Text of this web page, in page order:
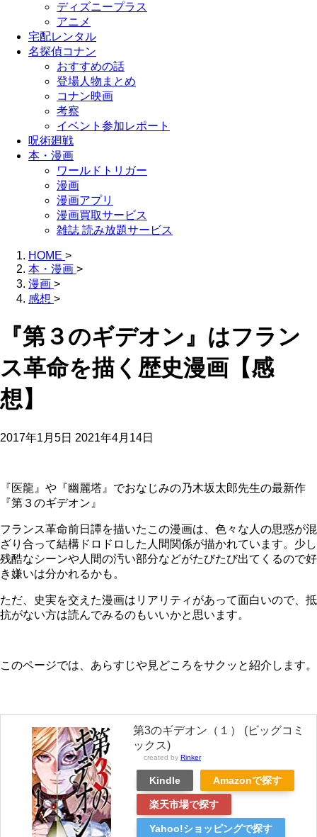
ディズニープラス
アニメ
宅配レンタル
名探偵コナン
おすすめの話
登場人物まとめ
コナン映画
考察
イベント参加レポート
呪術廻戦
本・漫画
ワールドトリガー
漫画
漫画アプリ
漫画買取サービス
雑誌 読み放題サービス
HOME >
本・漫画 >
漫画 >
感想 >
『第３のギデオン』はフラン
ス革命を描く歴史漫画【感
想】
2017年1月5日 2021年4月14日
『医龍』や『幽麗塔』でおなじみの乃木坂太郎先生の最新作
『第３のギデオン』
フランス革命前日譚を描いたこの漫画は、色々な人の思惑が混
ざり合って結構ドロドロした人間関係が描かれています。少し
残酷なシーンや人間の汚い部分などがたびたび出てくるので好
き嫌いは分かれるかも。
ただ、史実を交えた漫画はリアリティがあって面白いので、抵
抗がない方は読んでみるのもいいかと思います。
このページでは、あらすじや見どころをサクッと紹介します。
第3のギデオン（１） (ビッグコミ
ックス)
created by Rinker
Kindle Amazonで探す
楽天市場で探す
Yahoo!ショッピングで探す